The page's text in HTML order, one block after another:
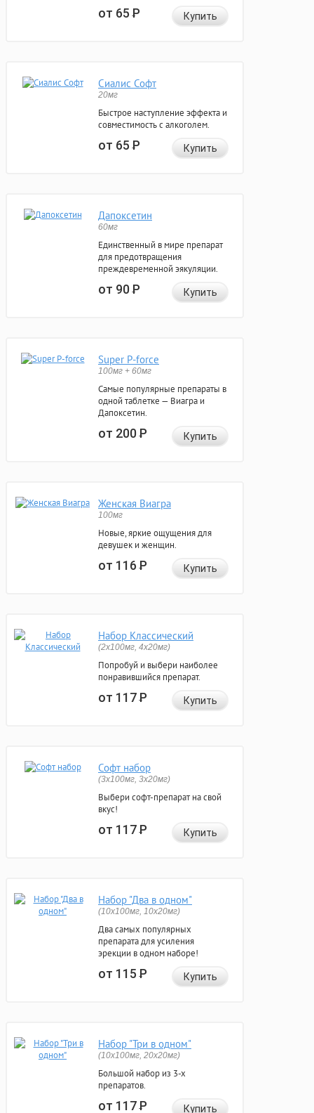
от 65Р Купить
Сиалис Софт
20мг
Быстрое наступление эффекта и
совместимость с алкоголем.
от 65Р Купить
Дапоксетин
60мг
Единственный в мире препарат
для предотвращения
преждевременной эякуляции.
от 90Р Купить
Super P-force
100мг + 60мг
Самые популярные препараты в
одной таблетке — Виагра и
Дапоксетин.
от 200Р Купить
Женская Виагра
100мг
Новые, яркие ощущения для
девушек и женщин.
от 116Р Купить
Набор Классический
(2x100мг, 4x20мг)
Попробуй и выбери наиболее
понравившийся препарат.
от 117Р Купить
Софт набор
(3x100мг, 3x20мг)
Выбери софт-препарат на свой
вкус!
от 117Р Купить
Набор "Два в одном"
(10x100мг, 10x20мг)
Два самых популярных
препарата для усиления
эрекции в одном наборе!
от 115Р Купить
Набор "Три в одном"
(10x100мг, 20x20мг)
Большой набор из 3-х
препаратов.
от 117Р Купить